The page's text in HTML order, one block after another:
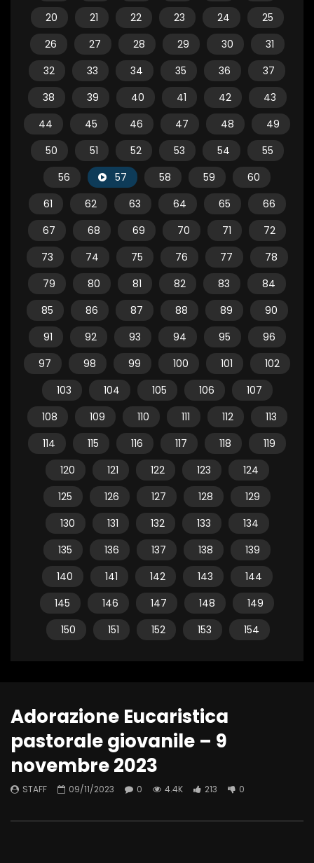
20
21 22 23 24
25
26
27 28 29 30
31
32
33 34 35 36
37
38
39 40 41 42
43
44
45 46 47 48
49
50
51 52 53 54
55
56
57 58 59
60
61
62 63 64 65
66
67
68 69 70 71
72
73
74 75 76 77
78
79
80 81 82 83
84
85
86 87 88 89
90
91
92 93 94 95
96
97
98 99 100 101
102
103
104 105 106
107
108
109 110 111 112
113
114
115 116 117 118
119
120
121 122 123
124
125
126 127 128
129
130
131 132 133
134
135
136 137 138
139
140
141 142 143
144
145
146 147 148
149
150
151 152 153 154
Adorazione Eucaristica
pastorale giovanile – 9
novembre 2023
STAFF 09/11/2023 0 4.4K 213 0